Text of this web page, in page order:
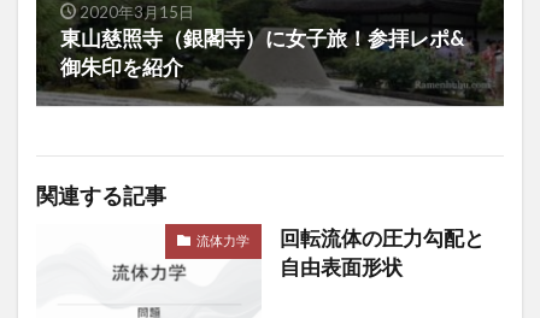
2020年3月15日
東山慈照寺（銀閣寺）に女子旅！参拝レポ&
御朱印を紹介
関連する記事
流体力学
回転流体の圧力勾配と
自由表面形状